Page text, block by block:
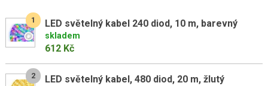
1 LED světelný kabel 240 diod, 10 m, barevný
skladem
612 Kč
2 LED světelný kabel, 480 diod, 20 m, žlutý